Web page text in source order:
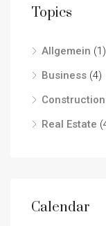
Topics
Allgemein (1)
Business (4)
Construction
Real Estate
Calendar